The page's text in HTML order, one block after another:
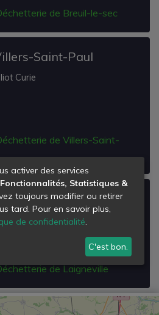
de Breuil-le-sec
Saint-Paul
Curie
de Villers-Saint-
de Laigneville
activer des services
Fonctionnalités, Statistiques &
toujours modifier ou retirer
tard. Pour en savoir plus,
de confidentialité.
C'est bon.